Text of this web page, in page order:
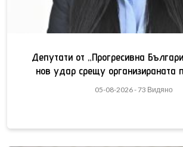
Депутати от „Прогресивна
нов удар срещу организираната
05-08-2026 - 73 Видяно